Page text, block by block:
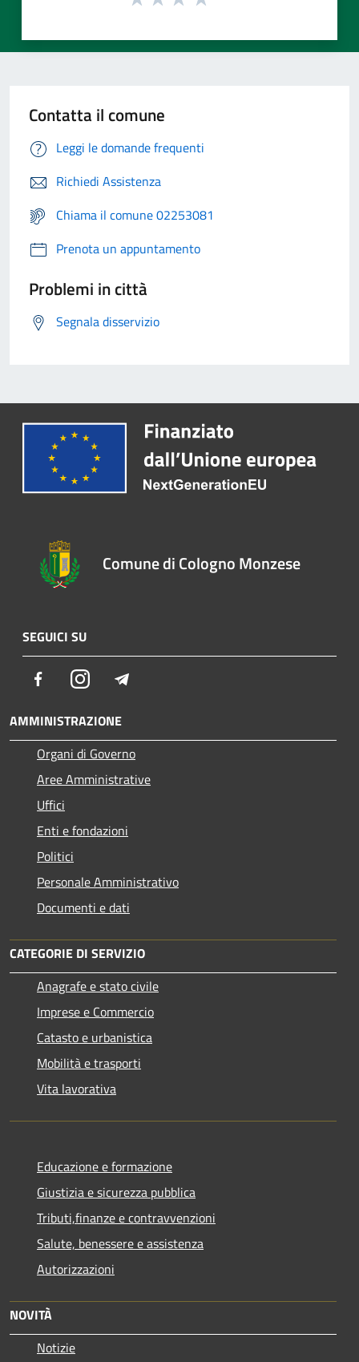
Contatta il comune
Leggi le domande frequenti
Richiedi Assistenza
Chiama il comune 02253081
Prenota un appuntamento
Problemi in città
Segnala disservizio
Comune di Cologno Monzese
SEGUICI SU
FacebookInstagram
AMMINISTRAZIONE
Organi di Governo
Aree Amministrative
Uffici
Enti e fondazioni
Politici
Personale Amministrativo
Documenti e dati
CATEGORIE DI SERVIZIO
Anagrafe e stato civile
Imprese e Commercio
Catasto e urbanistica
Mobilità e trasporti
Vita lavorativa
Educazione e formazione
Giustizia e sicurezza pubblica
Tributi,finanze e contravvenzioni
Salute, benessere e assistenza
Autorizzazioni
NOVITÀ
Notizie